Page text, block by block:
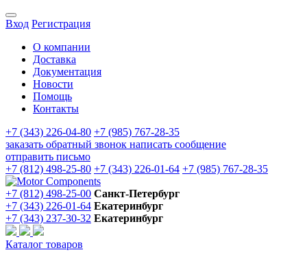
Вход Регистрация
О компании
Доставка
Документация
Новости
Помощь
Контакты
+7 (343) 226-04-80 +7 (985) 767-28-35
заказать обратный звонок написать сообщение
отправить письмо
+7 (812) 498-25-80 +7 (343) 226-01-64 +7 (985) 767-28-35
+7 (812) 498-25-00 Санкт-Петербург
+7 (343) 226-01-64 Екатеринбург
+7 (343) 237-30-32 Екатеринбург
Каталог товаров